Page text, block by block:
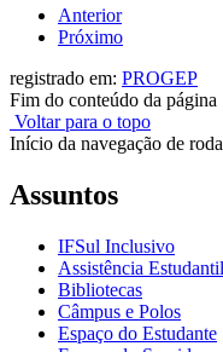
Anterior
Próximo
registrado em: PROGEP
Fim do conteúdo da página
Voltar para o topo
Início da navegação de
Assuntos
IFSul Inclusivo
Assistência Estudantil
Bibliotecas
Câmpus e Polos
Espaço do Estudante